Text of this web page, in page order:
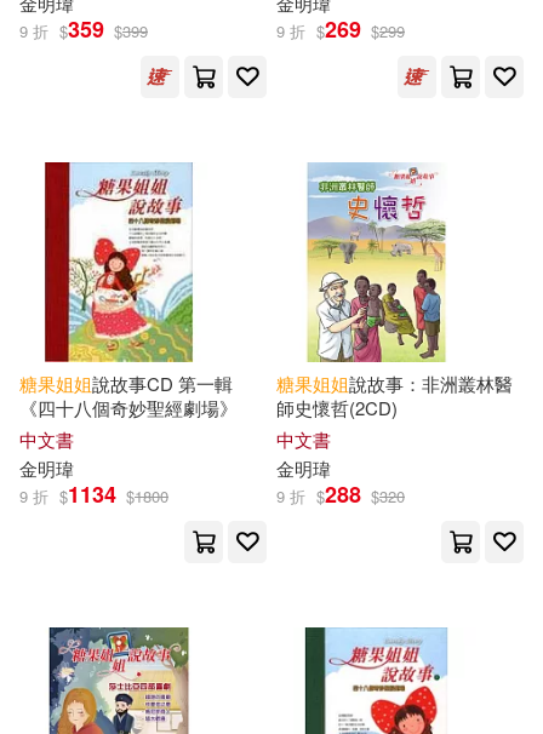
伍美珍(2) 伍美珍（主編）(2)
《意林》編輯部 編(1)
兩色風景(1) 本書編輯部編(1)
糖果姊姊(1) 糖果小俠(1)
出版社 (可複選)
愛播聽書FM(188) 宇宙光(9)
吉林攝影出版社(2)
晨光出版社(2) 明天出版社(1)
9 折 $359 $399 9 折 $269 $299
糖果姐姐說故事CD 第一輯
《四十八個奇妙聖經劇場》
中文書
金明瑋
9 折 $1134 $1800
糖果姐姐說故事：非洲叢林醫
師史懷哲(2CD)
中文書
金明瑋
9 折 $288 $320